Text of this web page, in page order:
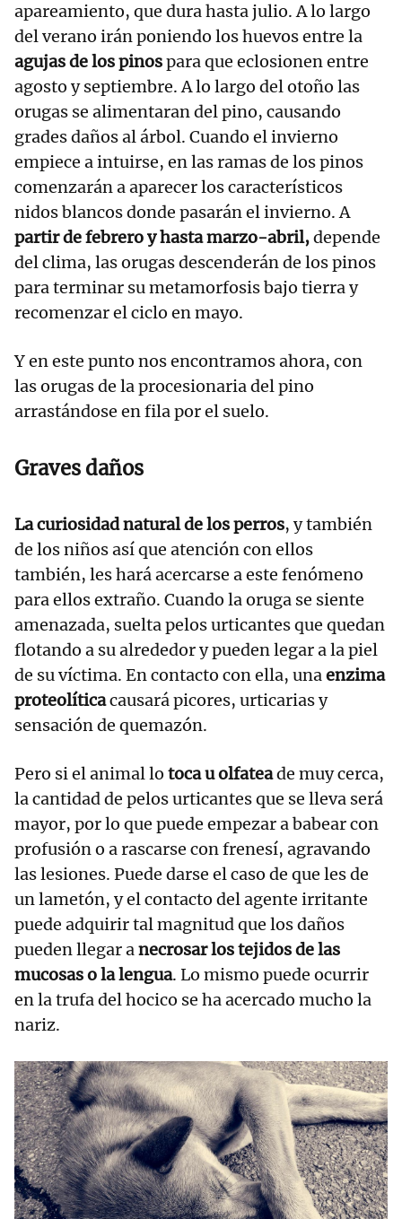
apareamiento, que dura hasta julio. A lo largo
del verano irán poniendo los huevos entre la
agujas de los pinospara que eclosionen entre
agosto y septiembre. A lo largo del otoño las
orugas se alimentaran del pino, causando
grades daños al árbol. Cuando el invierno
empiece a intuirse, en las ramas de los pinos
comenzarán a aparecer los característicos
nidos blancos donde pasarán el invierno. A
partir de febrero y hasta marzo-abril,depende
del clima, las orugas descenderán de los pinos
para terminar su metamorfosis bajo tierra y
recomenzar el ciclo en mayo.
Y en este punto nos encontramos ahora, con
las orugas de la procesionaria del pino
arrastándose en fila por el suelo.
Graves daños
La curiosidad natural de los perros, y también
de los niños así que atención con ellos
también, les hará acercarse a este fenómeno
para ellos extraño. Cuando la oruga se siente
amenazada, suelta pelos urticantes que quedan
flotando a su alrededor y pueden legar a la piel
de su víctima. En contacto con ella, unaenzima
proteolíticacausará picores, urticarias y
sensación de quemazón.
Pero si el animal lo toca u olfateade muy cerca,
la cantidad de pelos urticantes que se lleva será
mayor, por lo que puede empezar a babear con
profusión o a rascarse con frenesí, agravando
las lesiones. Puede darse el caso de que les de
un lametón, y el contacto del agente irritante
puede adquirir tal magnitud que los daños
pueden llegar anecrosar los tejidos de las
mucosas o la lengua. Lo mismo puede ocurrir
en la trufa del hocico se ha acercado mucho la
nariz.